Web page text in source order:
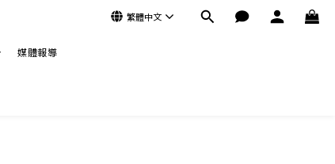
繁體中文
媒體報導